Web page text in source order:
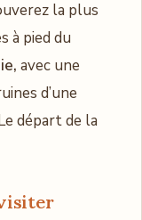
la plus
à pied du
avec une
d’une
départ de la